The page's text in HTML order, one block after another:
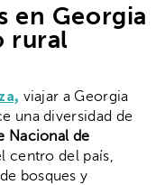
en Georgia
rural
viajar a Georgia
una diversidad de
Nacional de
centro del país,
bosques y